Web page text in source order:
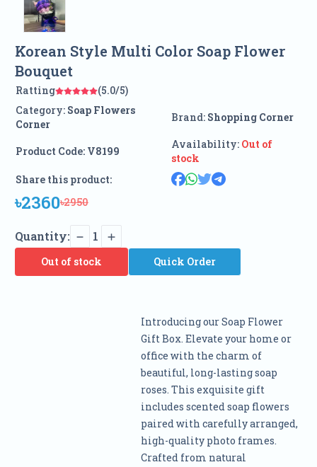
Korean Style Multi Color Soap Flower
Bouquet
Ratting
(5.0/5)
Category: Soap Flowers
Corner
Brand: Shopping Corner
Product Code: V8199
Availability: Out of
stock
Share this product:
৳2360৳2950
Quantity: 1
Out of stock Quick Order
Introducing our Soap Flower
Gift Box. Elevate your home or
office with the charm of
beautiful, long-lasting soap
roses. This exquisite gift
includes scented soap flowers
paired with carefully arranged,
high-quality photo frames.
Crafted from natural